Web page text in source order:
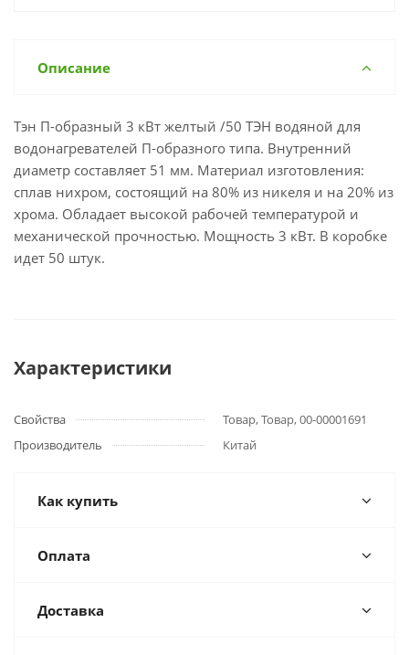
Описание
Тэн П-образный 3 кВт желтый /50 ТЭН водяной для
водонагревателей П-образного типа. Внутренний
диаметр составляет 51 мм. Материал изготовления:
сплав нихром, состоящий на 80% из никеля и на 20% из
хрома. Обладает высокой рабочей температурой и
механической прочностью. Мощность 3 кВт. В коробке
идет 50 штук.
Характеристики
Свойства
Товар, Товар, 00-00001691
Производитель
Китай
Как купить
Оплата
Доставка